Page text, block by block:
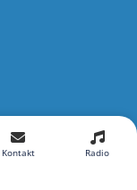
Kontakt Radio